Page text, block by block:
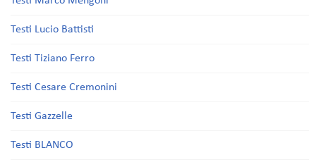
Testi Lucio Battisti
Testi Tiziano Ferro
Testi Cesare Cremonini
Testi Gazzelle
Testi BLANCO